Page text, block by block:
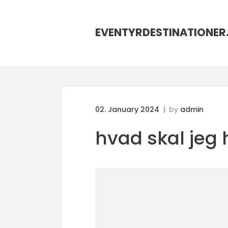
EVENTYRDESTINATIONER.
02. January 2024 by admin
hvad skal jeg